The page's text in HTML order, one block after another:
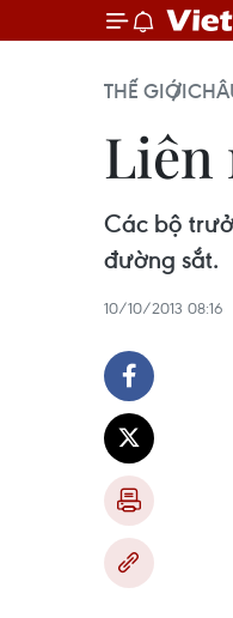
THẾ GIỚI
Liên
Các bộ
đường sắt.
10/10/2013 08:16